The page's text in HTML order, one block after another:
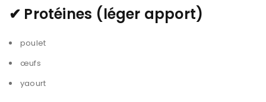
✔ Protéines (léger apport)
poulet
œufs
yaourt